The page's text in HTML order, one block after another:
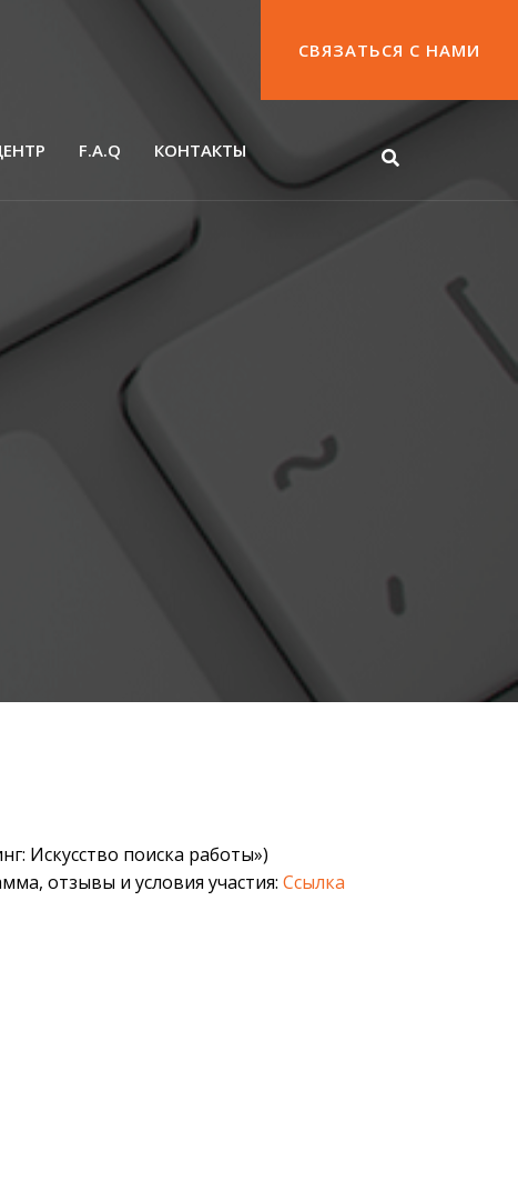
СВЯЗАТЬСЯ С НАМИ
F.A.Q КОНТАКТЫ
Искусство поиска работы»)
отзывы и условия участия: Ссылка